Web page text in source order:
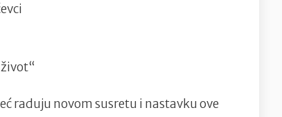
raduju novom susretu i nastavku ove